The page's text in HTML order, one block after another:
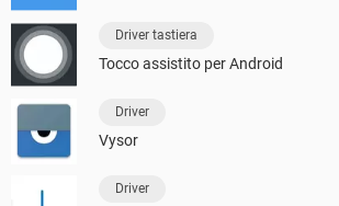
Driver tastiera
Tocco assistito per Android
Driver
Vysor
Driver